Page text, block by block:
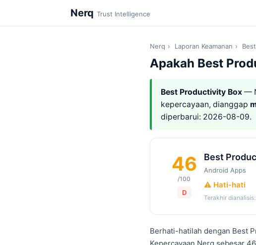
Nerq Trust Intelligence
Nerq › Laporan Keamanan ›
Apakah Best
Best Productivity Box —
kepercayaan, dianggap
diperbarui: 2026-08-09.
46
/100
D
Best
Android Apps
⚠️ Hati-hati
Terakhir
Berhati-hatilah dengan Best